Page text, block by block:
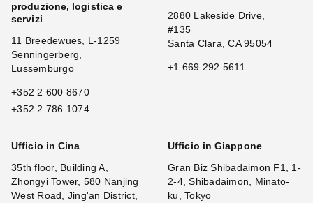
produzione, logistica e
servizi
11 Breedewues, L-1259
Senningerberg,
Lussemburgo
+352 2 600 8670
+352 2 786 1074
2880 Lakeside Drive,
#135
Santa Clara, CA 95054
+1 669 292 5611
Ufficio in Cina
35th floor, Building A,
Zhongyi Tower, 580 Nanjing
West Road, Jing'an District,
Ufficio in Giappone
Gran Biz Shibadaimon F1, 1-
2-4, Shibadaimon, Minato-
ku, Tokyo